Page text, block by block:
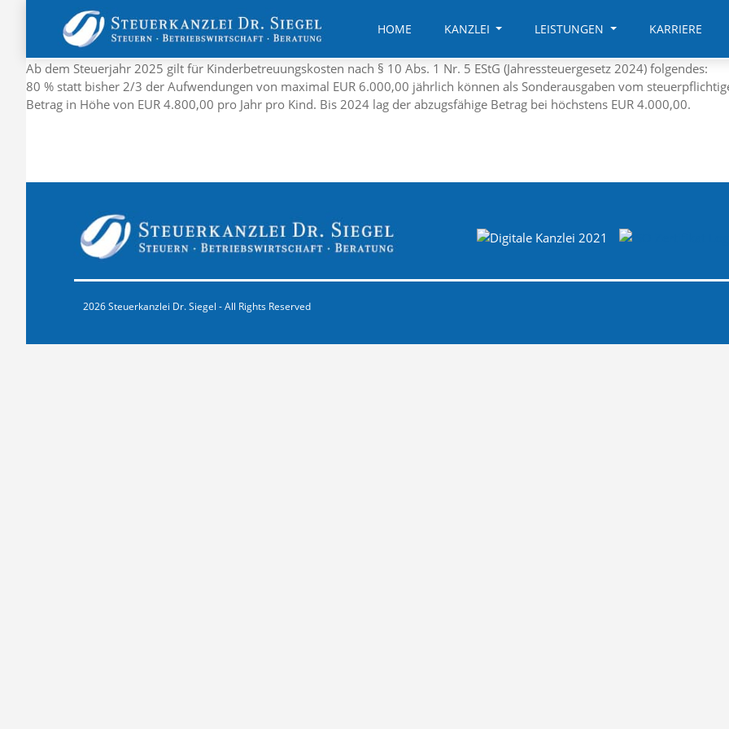
HOME KANZLEI LEISTUNGEN KARRIERE
Ab dem Steuerjahr 2025 gilt für Kinderbetreuungskosten nach § 10 Abs. 1 Nr. 5 EStG (Jahressteuergesetz 2024) folgendes:
80 % statt bisher 2/3 der Aufwendungen von maximal EUR 6.000,00 jährlich können als Sonderausgaben vom
Betrag in Höhe von EUR 4.800,00 pro Jahr pro Kind. Bis 2024 lag der abzugsfähige Betrag bei höchstens EUR 4.000,00.
2026 Steuerkanzlei Dr. Siegel - All Rights Reserved